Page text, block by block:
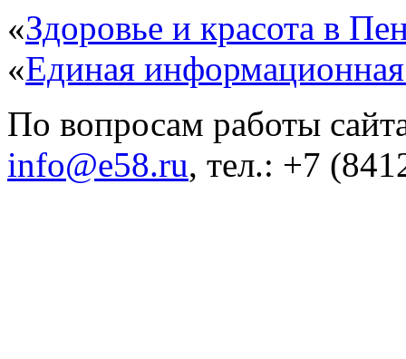
«Здоровье и красота в
«Единая
По вопросам работы
info@e58.ru, тел.: +7